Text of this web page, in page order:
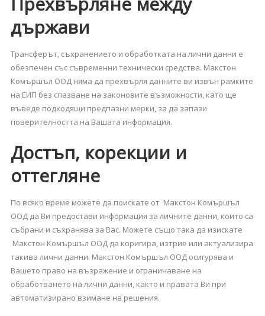
държави
Трансферът, съхранението и обработката на лични данни е
обезпечен със съвременни технически средства. Макстон
Комършъл ООД няма да прехвърля данните ви извън рамките
на ЕИП без спазване на законовите възможности, като ще
въведе подходящи предпазни мерки, за да запази
поверителността на Вашата информация.
Достъп, корекции и
оттегляне
По всяко време можете да поискате от Макстон Комършъл
ООД да Ви предостави информация за личните данни, които са
събрани и съхранява за Вас. Можете също така да изискате
Макстон Комършъл ООД да коригира, изтрие или актуализира
такива лични данни. Макстон Комършъл ООД осигурява и
Вашето право на възражение и ограничаване на
обработването на лични данни, както и правата Ви при
автоматизирано взимане на решения.